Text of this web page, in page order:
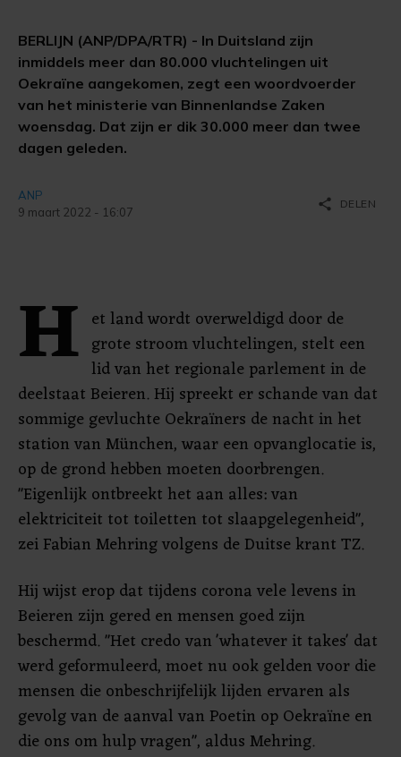
BERLIJN (ANP/DPA/RTR) - In Duitsland zijn
inmiddels meer dan 80.000 vluchtelingen uit
Oekraïne aangekomen, zegt een woordvoerder
van het ministerie van Binnenlandse Zaken
woensdag. Dat zijn er dik 30.000 meer dan twee
dagen geleden.
ANP
9 maart 2022 - 16:07
share DELEN
H et land wordt overweldigd door de
grote stroom vluchtelingen, stelt een
lid van het regionale parlement in de
deelstaat Beieren. Hij spreekt er schande van dat
sommige gevluchte Oekraïners de nacht in het
station van München, waar een opvanglocatie is,
op de grond hebben moeten doorbrengen.
"Eigenlijk ontbreekt het aan alles: van
elektriciteit tot toiletten tot slaapgelegenheid",
zei Fabian Mehring volgens de Duitse krant TZ.
Hij wijst erop dat tijdens corona vele levens in
Beieren zijn gered en mensen goed zijn
beschermd. "Het credo van 'whatever it takes' dat
werd geformuleerd, moet nu ook gelden voor die
mensen die onbeschrijfelijk lijden ervaren als
gevolg van de aanval van Poetin op Oekraïne en
die ons om hulp vragen", aldus Mehring.